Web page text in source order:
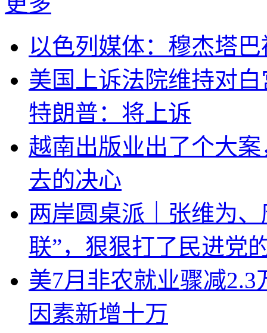
以色列媒体：穆杰塔
美国上诉法院维持对
特朗普：将上诉
越南出版业出了个大
去的决心
两岸圆桌派｜张维为
联”，狠狠打了民进党
美7月非农就业骤减
因素新增十万